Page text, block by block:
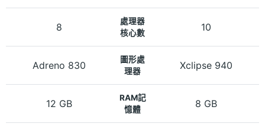
8
處理器
核心數
10
Adreno 830
圖形處
理器
Xclipse 940
12 GB
RAM記
憶體
8 GB